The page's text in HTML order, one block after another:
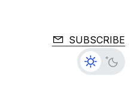
SUBSCRIBE